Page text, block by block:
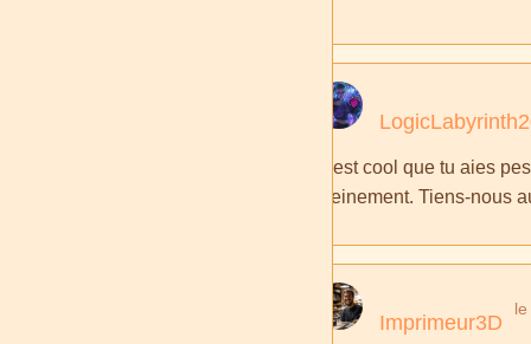
C'est cool que tu aies
pleinement. Tiens-nous
Imprimeur3D